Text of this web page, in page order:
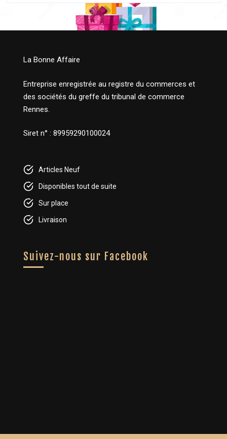
La Bonne Affaire
Entreprise enregistrée au registre du commerces et
des sociétés du greffe du tribunal de commerce
Rennes.
Siret n° : 89959290100024
Articles Neuf
Disponibles tout de suite
Sur place
Livraison
Suivez-nous sur Facebook